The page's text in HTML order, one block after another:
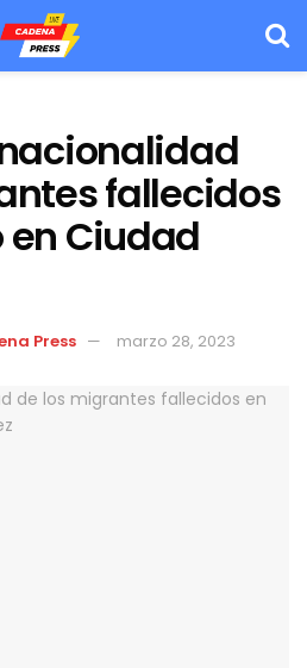
fallecidos
Ciudad
Press marzo 28, 2023